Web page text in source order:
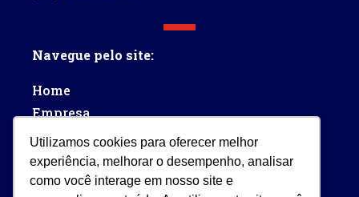
Utilizamos cookies para oferecer melhor
experiência, melhorar o desempenho, analisar
como você interage em nosso site e
Navegue pelo site:
Home
Empresa
Assistência
Blog
Contato